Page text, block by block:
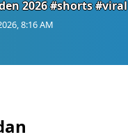
2026 #shorts #viral
8:16 AM